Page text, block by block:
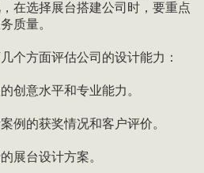
在选择展台搭建公司时，要重点
质量。
个方面评估公司的设计能力：
创意水平和专业能力。
例的获奖情况和客户评价。
展台设计方案。